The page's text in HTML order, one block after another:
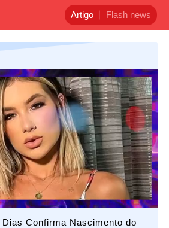
Artigo Flash news
Confirma Nascimento do